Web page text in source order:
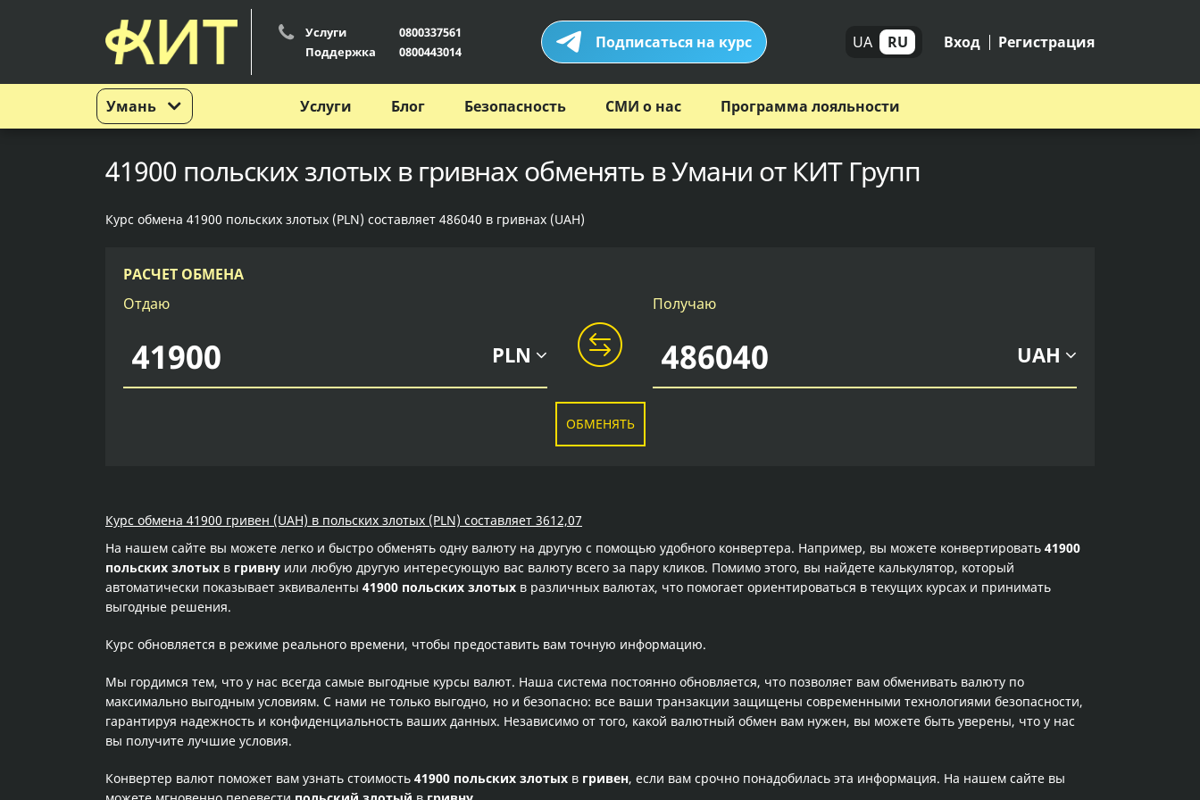
Умань
Услуги
0800337561
Поддержка
0800443014 Подписаться на курс UA RU Вход Регистрация
Услуги Блог Безопасность СМИ о нас Программа лояльности
41900 польских злотых в гривнах обменять в Умани от КИТ Групп
Курс обмена 41900 польских злотых (PLN) составляет 486040 в гривнах (UAH)
РАСЧЕТ ОБМЕНА
Отдаю
PLN
Получаю
UAH
ОБМЕНЯТЬ
Курс обмена 41900 гривен (UAH) в польских злотых (PLN) составляет 3612,07
На нашем сайте вы можете легко и быстро обменять одну валюту на другую с помощью удобного конвертера. Например, вы можете конвертировать 41900
польских злотых в гривну или любую другую интересующую вас валюту всего за пару кликов. Помимо этого, вы найдете калькулятор, который
автоматически показывает эквиваленты 41900 польских злотых в различных валютах, что помогает ориентироваться в текущих курсах и принимать
выгодные решения.
Курс обновляется в режиме реального времени, чтобы предоставить вам точную информацию.
Мы гордимся тем, что у нас всегда самые выгодные курсы валют. Наша система постоянно обновляется, что позволяет вам обменивать валюту по
максимально выгодным условиям. С нами не только выгодно, но и безопасно: все ваши транзакции защищены современными технологиями безопасности,
гарантируя надежность и конфиденциальность ваших данных. Независимо от того, какой валютный обмен вам нужен, вы можете быть уверены, что у нас
вы получите лучшие условия.
Конвертер валют поможет вам узнать стоимость 41900 польских злотых в гривен, если вам срочно понадобилась эта информация. На нашем сайте вы